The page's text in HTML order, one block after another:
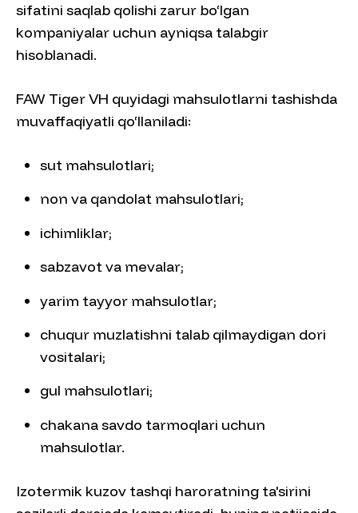
sifatini saqlab qolishi zarur bo‘lgan
kompaniyalar uchun ayniqsa talabgir
hisoblanadi.
FAW Tiger VH quyidagi mahsulotlarni tashishda
muvaffaqiyatli qo‘llaniladi:
sut mahsulotlari;
non va qandolat mahsulotlari;
ichimliklar;
sabzavot va mevalar;
yarim tayyor mahsulotlar;
chuqur muzlatishni talab qilmaydigan dori
vositalari;
gul mahsulotlari;
chakana savdo tarmoqlari uchun
mahsulotlar.
Izotermik kuzov tashqi haroratning ta'sirini